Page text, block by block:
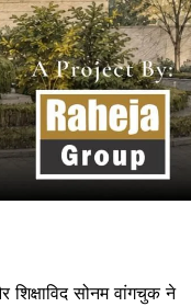
शिक्षाविद सोनम वांगचुक ने